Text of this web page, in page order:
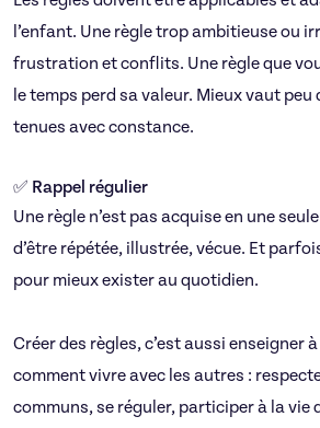
l’enfant. Une règle trop ambitieuse ou
frustration et conflits. Une règle que
le temps perd sa valeur. Mieux vaut peu
tenues avec constance.
✅ Rappel régulier
Une règle n’est pas acquise en une
d’être répétée, illustrée, vécue. Et
pour mieux exister au quotidien.
Créer des règles, c’est aussi enseigner
comment vivre avec les autres :
communs, se réguler, participer à la vie